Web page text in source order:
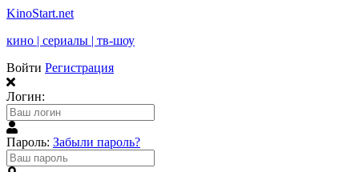
KinoStart.net
кино | сериалы | тв-шоу
Войти Регистрация
Логин:
Пароль: Забыли пароль?